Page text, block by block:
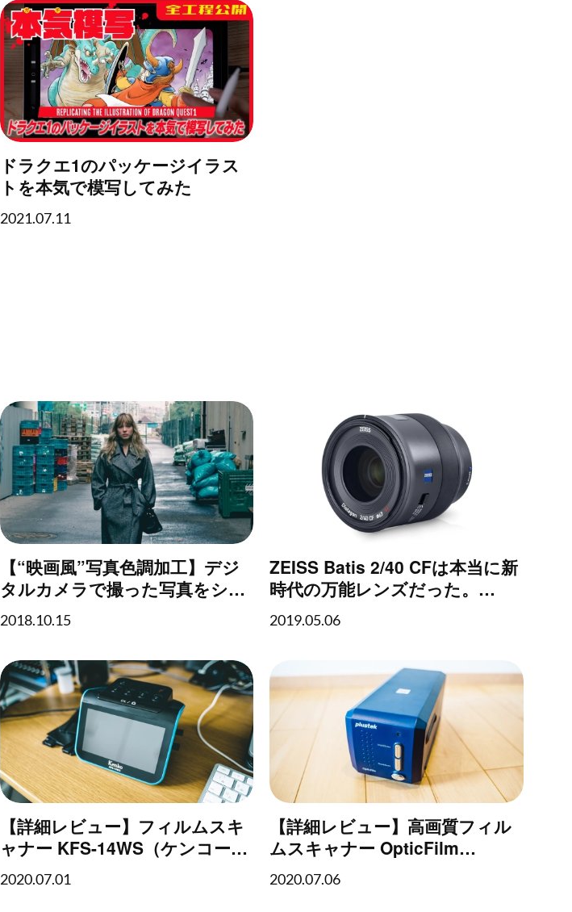
ドラクエ1のパッケージイラス
トを本気で模写してみた
2021.07.11
【“映画風”写真色調加工】デジ
タルカメラで撮った写真をシネ
マティックなフィルム風に加工
する方法
2018.10.15
ZEISS Batis 2/40 CFは本当に新
時代の万能レンズだった。
【ZEISS Batis 2/40 CFレビュ
ー】
2019.05.06
【詳細レビュー】フィルムスキ
ャナー KFS-14WS（ケンコー・
トキナー）でフィルムスキャン
2020.07.01
【詳細レビュー】高画質フィル
ムスキャナー OpticFilm
8100（Plustek）でフィルムス
キャン
2020.07.06